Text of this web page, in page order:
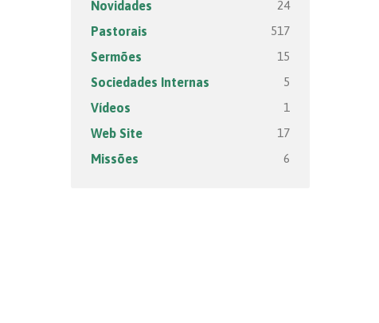
Novidades 24
Pastorais 517
Sermões 15
Sociedades Internas 5
Vídeos 1
Web Site 17
Missões 6